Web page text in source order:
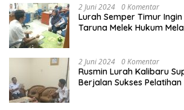
2 Juni 2024 0 Komentar
Lurah Semper Timur
Taruna Melek Hukum
2 Juni 2024 0 Komentar
Rusmin Lurah Kalibaru
Berjalan Sukses